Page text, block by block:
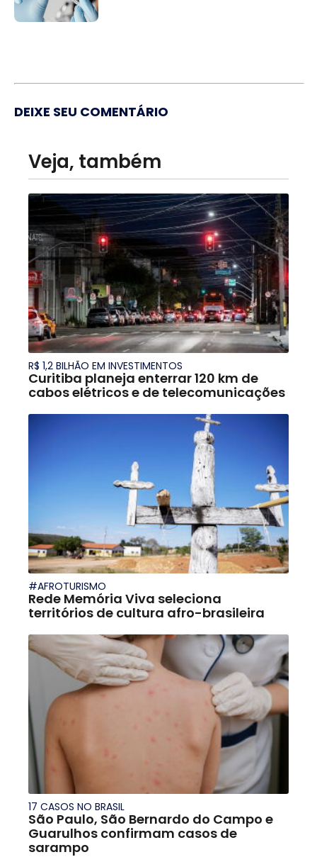
DEIXE SEU COMENTÁRIO
Veja, também
R$ 1,2 BILHÃO EM INVESTIMENTOS
Curitiba planeja enterrar 120 km de
cabos elétricos e de telecomunicações
#AFROTURISMO
Rede Memória Viva seleciona
territórios de cultura afro-brasileira
17 CASOS NO BRASIL
São Paulo, São Bernardo do Campo e
Guarulhos confirmam casos de
sarampo